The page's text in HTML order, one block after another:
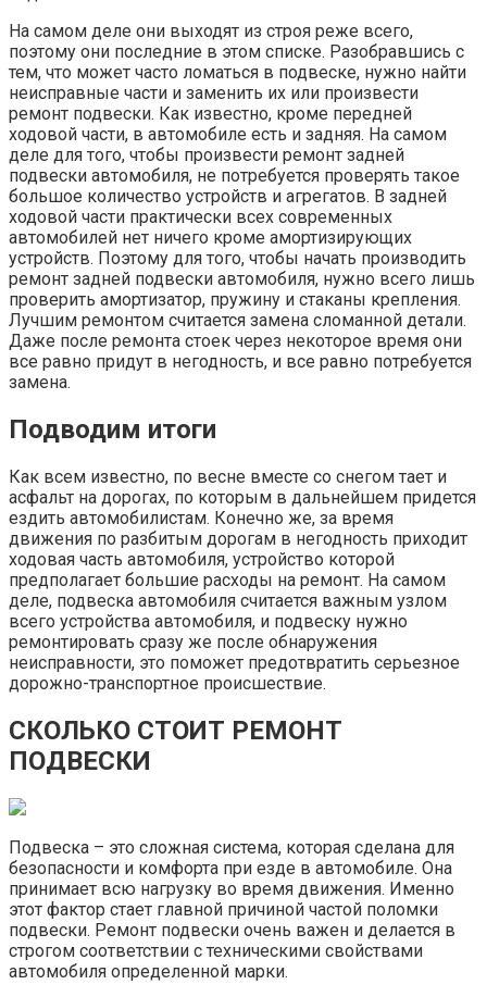
На самом деле они выходят из строя реже всего,
поэтому они последние в этом списке. Разобравшись с
тем, что может часто ломаться в подвеске, нужно найти
неисправные части и заменить их или произвести
ремонт подвески. Как известно, кроме передней
ходовой части, в автомобиле есть и задняя. На самом
деле для того, чтобы произвести ремонт задней
подвески автомобиля, не потребуется проверять такое
большое количество устройств и агрегатов. В задней
ходовой части практически всех современных
автомобилей нет ничего кроме амортизирующих
устройств. Поэтому для того, чтобы начать производить
ремонт задней подвески автомобиля, нужно всего лишь
проверить амортизатор, пружину и стаканы крепления.
Лучшим ремонтом считается замена сломанной детали.
Даже после ремонта стоек через некоторое время они
все равно придут в негодность, и все равно потребуется
замена.
Подводим итоги
Как всем известно, по весне вместе со снегом тает и
асфальт на дорогах, по которым в дальнейшем придется
ездить автомобилистам. Конечно же, за время
движения по разбитым дорогам в негодность приходит
ходовая часть автомобиля, устройство которой
предполагает большие расходы на ремонт. На самом
деле, подвеска автомобиля считается важным узлом
всего устройства автомобиля, и подвеску нужно
ремонтировать сразу же после обнаружения
неисправности, это поможет предотвратить серьезное
дорожно-транспортное происшествие.
СКОЛЬКО СТОИТ РЕМОНТ
ПОДВЕСКИ
Подвеска – это сложная система, которая сделана для
безопасности и комфорта при езде в автомобиле. Она
принимает всю нагрузку во время движения. Именно
этот фактор стает главной причиной частой поломки
подвески. Ремонт подвески очень важен и делается в
строгом соответствии с техническими свойствами
автомобиля определенной марки.